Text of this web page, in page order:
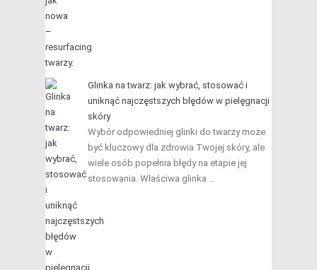
Glinka na twarz: jak wybrać, stosować i
uniknąć najczęstszych błędów w pielęgnacji
skóry
Wybór odpowiedniej glinki do twarzy może
być kluczowy dla zdrowia Twojej skóry, ale
wiele osób popełnia błędy na etapie jej
stosowania. Właściwa glinka …